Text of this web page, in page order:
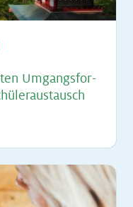
Um­gangs­for­